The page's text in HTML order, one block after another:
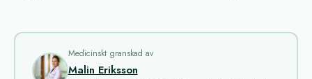
Medicinskt granskad av
Malin Eriksson